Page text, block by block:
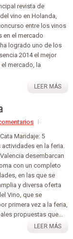
revista de
vino en Holanda,
entre los vinos
en el mercado
logrado uno de los
2014 el mejor
mercado, la
LEER MÁS
Maridaje: 5
en la feria.
desembarcan
con un completo
en las que se
y diversa oferta
Vino, que se
primera vez a la feria,
propuestas que...
LEER MÁS